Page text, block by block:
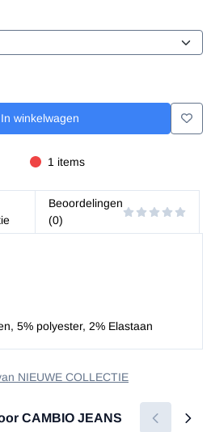
In winkelwagen
1 items
Beoordelingen
(0)
5% polyester, 2% Elastaan
NIEUWE COLLECTIE
CAMBIO JEANS